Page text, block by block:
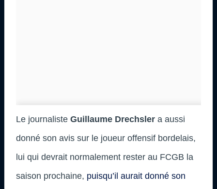
Le journaliste Guillaume Drechsler a aussi
donné son avis sur le joueur offensif bordelais,
lui qui devrait normalement rester au FCGB la
saison prochaine, puisqu’il aurait donné son